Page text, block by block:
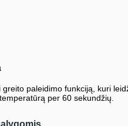
greito paleidimo funkciją, kuri
per 60 sekundžių.